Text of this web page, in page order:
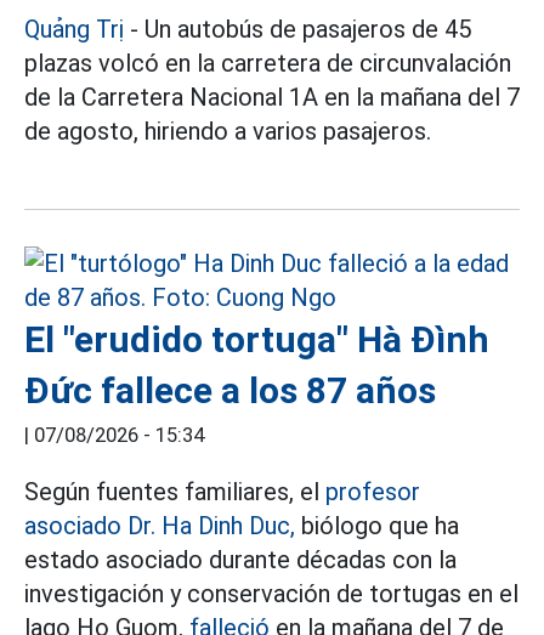
Quảng Trị - Un autobús de pasajeros de 45
plazas volcó en la carretera de circunvalación
de la Carretera Nacional 1A en la mañana del 7
de agosto, hiriendo a varios pasajeros.
El "erudido tortuga" Hà Đình
Đức fallece a los 87 años
| 07/08/2026 - 15:34
Según fuentes familiares, el profesor
asociado Dr. Ha Dinh Duc, biólogo que ha
estado asociado durante décadas con la
investigación y conservación de tortugas en el
lago Ho Guom, falleció en la mañana del 7 de